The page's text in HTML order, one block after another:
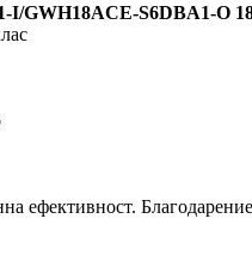
GWH18ACE-S6DBA1-O
ефективност.